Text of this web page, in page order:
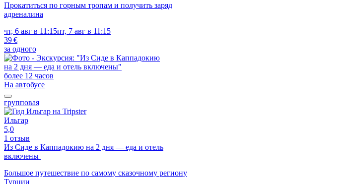
Прокатиться по горным тропам и получить заряд
адреналина
чт, 6 авг в 11:15пт, 7 авг в 11:15
39 €
за одного
более 12 часов
На автобусе
групповая
Ильгар
5,0
1 отзыв
Из Сиде в Каппадокию на 2 дня — еда и отель
включены
Большое путешествие по самому сказочному региону
Турции